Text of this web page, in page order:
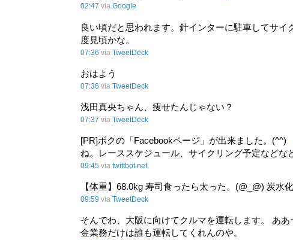
02:47 via Google
良い頃だと思われます。針インターに駐車してサイ
度見頃かな。
07:36 via TweetDeck
おはよう
07:36 via TweetDeck
浅田真央ちゃん、痩せたんじゃない？
07:37 via TweetDeck
[PR]ボクの「Facebookページ」が出来ました。(^^)
ね。レーススケジュール、サイクリング予定などな
09:45 via twittbot.net
【体重】68.0kg 寿司食ったら太った。(@_@) 炭水
09:59 via TweetDeck
そんでわ、大阪に向けてクルマを運転します。 あ
金業務だけは誰も運転してくれんのや。